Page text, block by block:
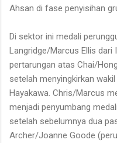
Ahsan di fase penyisihan
Di sektor ini medali
Langridge/Marcus Ellis dari
pertarungan atas Chai/
setelah menyingkirkan
Hayakawa. Chris/Marcus
menjadi penyumbang
setelah sebelumnya dua
Archer/Joanne Goode